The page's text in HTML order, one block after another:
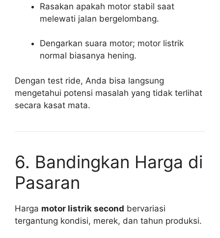
Rasakan apakah motor stabil saat
melewati jalan bergelombang.
Dengarkan suara motor; motor listrik
normal biasanya hening.
Dengan test ride, Anda bisa langsung
mengetahui potensi masalah yang tidak terlihat
secara kasat mata.
6. Bandingkan Harga di
Pasaran
Harga motor listrik second bervariasi
tergantung kondisi, merek, dan tahun produksi.